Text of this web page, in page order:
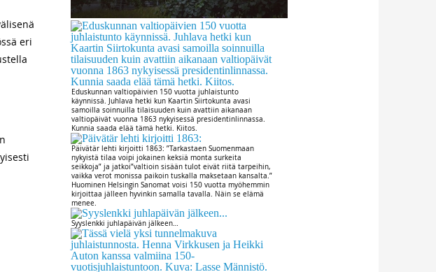
Eduskunnan valtiopäivien 150 vuotta juhlaistunto
käynnissä. Juhlava hetki kun Kaartin Siirtokunta avasi
samoilla soinnuilla tilaisuuden kuin avattiin aikanaan
valtiopäivät vuonna 1863 nykyisessä presidentinlinnassa.
Kunnia saada elää tämä hetki. Kiitos.
Päivätär lehti kirjoitti 1863: ”Tarkastaen Suomenmaan
nykyistä tilaa voipi jokainen keksiä monta surkeita
seikkoja” ja jatkoi”valtioin sisään tulot eivät riitä tarpeihin,
vaikka verot monissa paikoin tuskalla maksetaan kansalta.”
Huominen Helsingin Sanomat voisi 150 vuotta myöhemmin
kirjoittaa jälleen hyvinkin samalla tavalla. Näin se elämä
menee.
Syyslenkki juhlapäivän jälkeen…
eri